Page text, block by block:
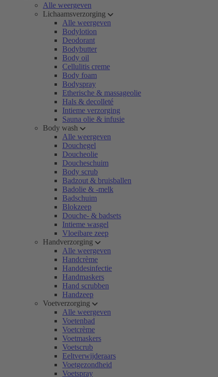
Alle weergeven
Lichaamsverzorging
Alle weergeven
Bodylotion
Deodorant
Bodybutter
Body oil
Cellulitis creme
Body foam
Bodyspray
Etherische & massageolie
Hals & decolleté
Intieme verzorging
Sauna olie & infusie
Body wash
Alle weergeven
Douchegel
Doucheolie
Doucheschuim
Body scrub
Badzout & bruisballen
Badolie & -melk
Badschuim
Blokzeep
Douche- & badsets
Intieme wasgel
Vloeibare zeep
Handverzorging
Alle weergeven
Handcrème
Handdesinfectie
Handmaskers
Hand scrubben
Handzeep
Voetverzorging
Alle weergeven
Voetenbad
Voetcrème
Voetmaskers
Voetscrub
Eeltverwijderaars
Voetgezondheid
Voetspray